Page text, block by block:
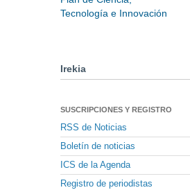
Tecnología e Innovación
Irekia
SUSCRIPCIONES Y REGISTRO
RSS de Noticias
Boletín de noticias
ICS de la Agenda
Registro de periodistas